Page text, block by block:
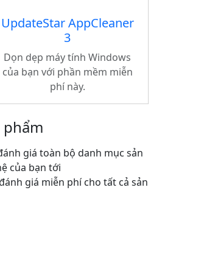
UpdateStar AppCleaner
3
Dọn dẹp máy tính Windows
của bạn với phần mềm miễn
phí này.
giá toàn bộ danh mục sản
của bạn tới
giá miễn phí cho tất cả sản